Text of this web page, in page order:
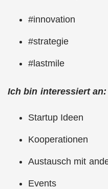
#innovation
#strategie
#lastmile
Ich bin interessiert an:
Startup Ideen
Kooperationen
Austausch mit
Events